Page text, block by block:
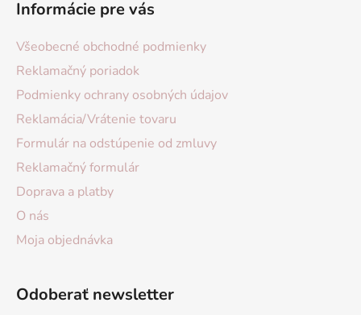
Informácie pre vás
Všeobecné obchodné podmienky
Reklamačný poriadok
Podmienky ochrany osobných údajov
Reklamácia/Vrátenie tovaru
Formulár na odstúpenie od zmluvy
Reklamačný formulár
Doprava a platby
O nás
Moja objednávka
Odoberať newsletter